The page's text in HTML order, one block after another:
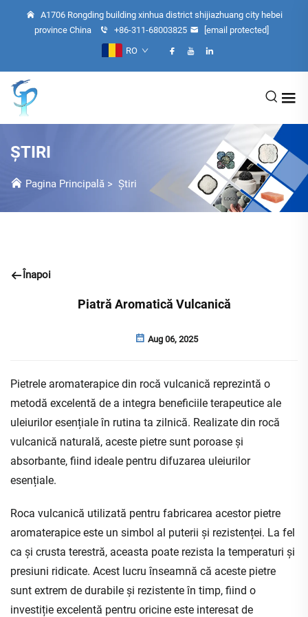
A1706 Rongding building xinhua district shijiazhuang city hebei
province China
+86-311-68003825
[email protected]
RO
ȘTIRI
Pagina Principală > Știri
Înapoi
Piatră Aromatică Vulcanică
Aug 06, 2025
Pietrele aromaterapice din rocă vulcanică reprezintă o
metodă excelentă de a integra beneficiile terapeutice ale
uleiurilor esențiale în rutina ta zilnică. Realizate din rocă
vulcanică naturală, aceste pietre sunt poroase și
absorbante, fiind ideale pentru difuzarea uleiurilor
esențiale.
Roca vulcanică utilizată pentru fabricarea acestor pietre
aromaterapice este un simbol al puterii și rezistenței. La fel
ca și crusta terestră, aceasta poate rezista la temperaturi și
presiuni ridicate. Acest lucru înseamnă că aceste pietre
sunt extrem de durabile și rezistente în timp, fiind o
investiție excelentă pentru oricine este interesat de